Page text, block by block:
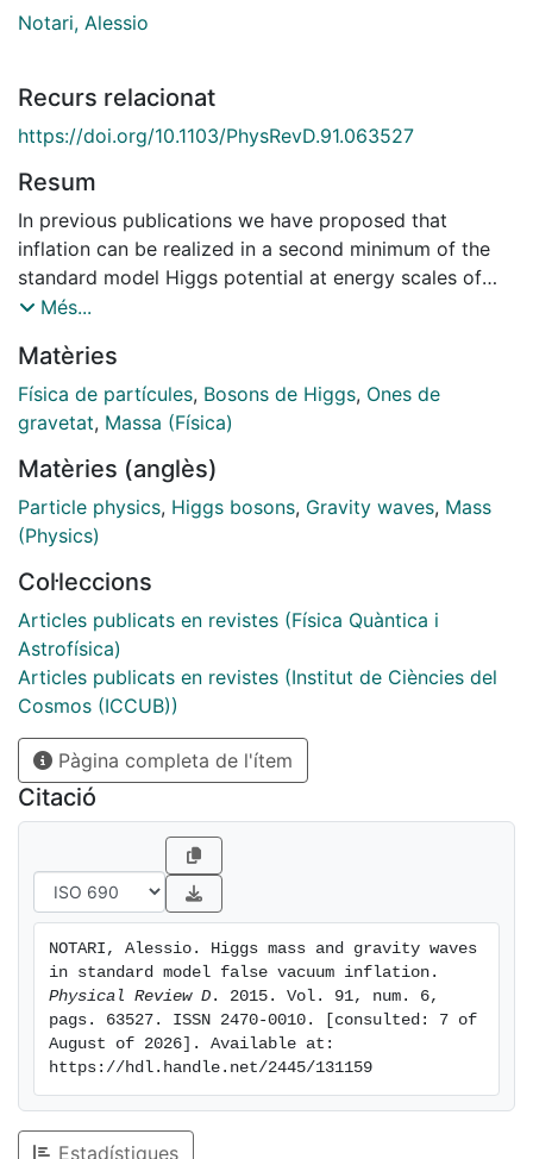
Notari, Alessio
Recurs relacionat
https://doi.org/10.1103/PhysRevD.91.063527
Resum
In previous publications we have proposed that
inflation can be realized in a second minimum of the
standard model Higgs potential at energy scales of
about 1 0 16 GeV , if the minimum is not too deep
radiation dominated era can be found. This is
provided, e.g., by scalar-tensor gravity models or
hybrid models. Using such ideas we had predicted the
which has been confirmed by the LHC, and that a
possibly measurable amount of gravity waves should
be produced. Using more refined recent theoretical
we show that such scenario has the right scale of
inflation only for small Higgs mass, lower than about
124 GeV, otherwise gravity waves are overproduced.
The precise value is subject to some theoretical error
and to experimental errors on the determination of the
strong coupling constant. Finally we show that
introducing a moderately large nonminimal coupling
for the Higgs field the bound can shift to larger values
and be reconciled with the LHC measurements of the
Més...
Matèries
Física de partícules, Bosons de Higgs, Ones de
gravetat, Massa (Física)
Matèries (anglès)
Particle physics, Higgs bosons, Gravity waves, Mass
(Physics)
Col·leccions
Articles publicats en revistes (Física Quàntica i
Astrofísica)
Articles publicats en revistes (Institut de Ciències del
Cosmos (ICCUB))
Pàgina completa de l'ítem
Citació
NOTARI, Alessio. Higgs mass and gravity waves
Physical Review D . 2015. Vol. 91, num. 6,
pags. 63527. ISSN 2470-0010. [consulted: 7 of
August of 2026]. Available at:
https://hdl.handle.net/2445/131159
Estadístiques